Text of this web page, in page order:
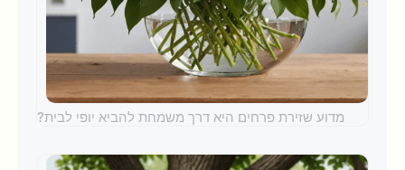
מדוע שזירת פרחים היא דרך משמחת להביא יופי לבית?